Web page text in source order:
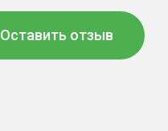
Оставить отзыв